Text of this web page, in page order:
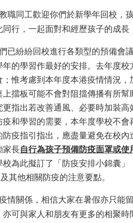
職同工歡迎你們於新學年回校，
行，一起面對和經歷孩子的成
已紛紛回校進行各類型的預備會
的學習作最好的安排。去年度
惟考慮到本年度本港疫情情況
上擋板可能不會對阻擋傳播有所
指出若改善通風、必要時加裝高
和學習的需要，本年度學校不
防疫指引指出，應盡量避免在校內
家長自行為孩子預備防疫面罩或使
為此擬訂了「防疫安排小錦囊
及其他相關防疫的注意要點。
情關係，相信大家在暑假亦只能
可與家人和朋友有更多的相聚